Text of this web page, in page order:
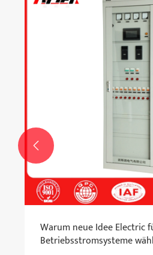
Warum neue Idee Electric
Betriebsstromsysteme
